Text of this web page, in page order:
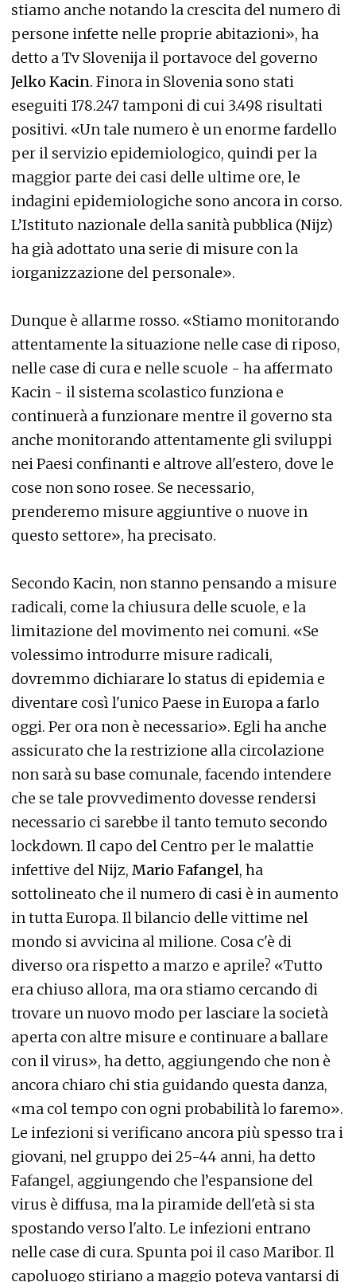
stiamo anche notando la crescita del numero di
persone infette nelle proprie abitazioni», ha
detto a Tv Slovenija il portavoce del governo
Jelko Kacin. Finora in Slovenia sono stati
eseguiti 178.247 tamponi di cui 3.498 risultati
positivi. «Un tale numero è un enorme fardello
per il servizio epidemiologico, quindi per la
maggior parte dei casi delle ultime ore, le
indagini epidemiologiche sono ancora in corso.
L’Istituto nazionale della sanità pubblica (Nijz)
ha già adottato una serie di misure con la
iorganizzazione del personale».
Dunque è allarme rosso. «Stiamo monitorando
attentamente la situazione nelle case di riposo,
nelle case di cura e nelle scuole - ha affermato
Kacin - il sistema scolastico funziona e
continuerà a funzionare mentre il governo sta
anche monitorando attentamente gli sviluppi
nei Paesi confinanti e altrove all'estero, dove le
cose non sono rosee. Se necessario,
prenderemo misure aggiuntive o nuove in
questo settore», ha precisato.
Secondo Kacin, non stanno pensando a misure
radicali, come la chiusura delle scuole, e la
limitazione del movimento nei comuni. «Se
volessimo introdurre misure radicali,
dovremmo dichiarare lo status di epidemia e
diventare così l'unico Paese in Europa a farlo
oggi. Per ora non è necessario». Egli ha anche
assicurato che la restrizione alla circolazione
non sarà su base comunale, facendo intendere
che se tale provvedimento dovesse rendersi
necessario ci sarebbe il tanto temuto secondo
lockdown. Il capo del Centro per le malattie
infettive del Nijz, Mario Fafangel, ha
sottolineato che il numero di casi è in aumento
in tutta Europa. Il bilancio delle vittime nel
mondo si avvicina al milione. Cosa c'è di
diverso ora rispetto a marzo e aprile? «Tutto
era chiuso allora, ma ora stiamo cercando di
trovare un nuovo modo per lasciare la società
aperta con altre misure e continuare a ballare
con il virus», ha detto, aggiungendo che non è
ancora chiaro chi stia guidando questa danza,
«ma col tempo con ogni probabilità lo faremo».
Le infezioni si verificano ancora più spesso tra i
giovani, nel gruppo dei 25-44 anni, ha detto
Fafangel, aggiungendo che l’espansione del
virus è diffusa, ma la piramide dell'età si sta
spostando verso l'alto. Le infezioni entrano
nelle case di cura. Spunta poi il caso Maribor. Il
capoluogo stiriano a maggio poteva vantarsi di